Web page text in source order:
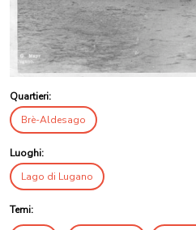
Quartieri:
Brè-Aldesago
Luoghi:
Lago di Lugano
Temi: